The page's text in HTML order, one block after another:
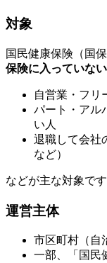
対象
国民健康保険（国
保険に入っていな
自営業・フリ
パート・アル
い人
退職して会社
など）
などが主な対象です
運営主体
市区町村（自
一部、「国民